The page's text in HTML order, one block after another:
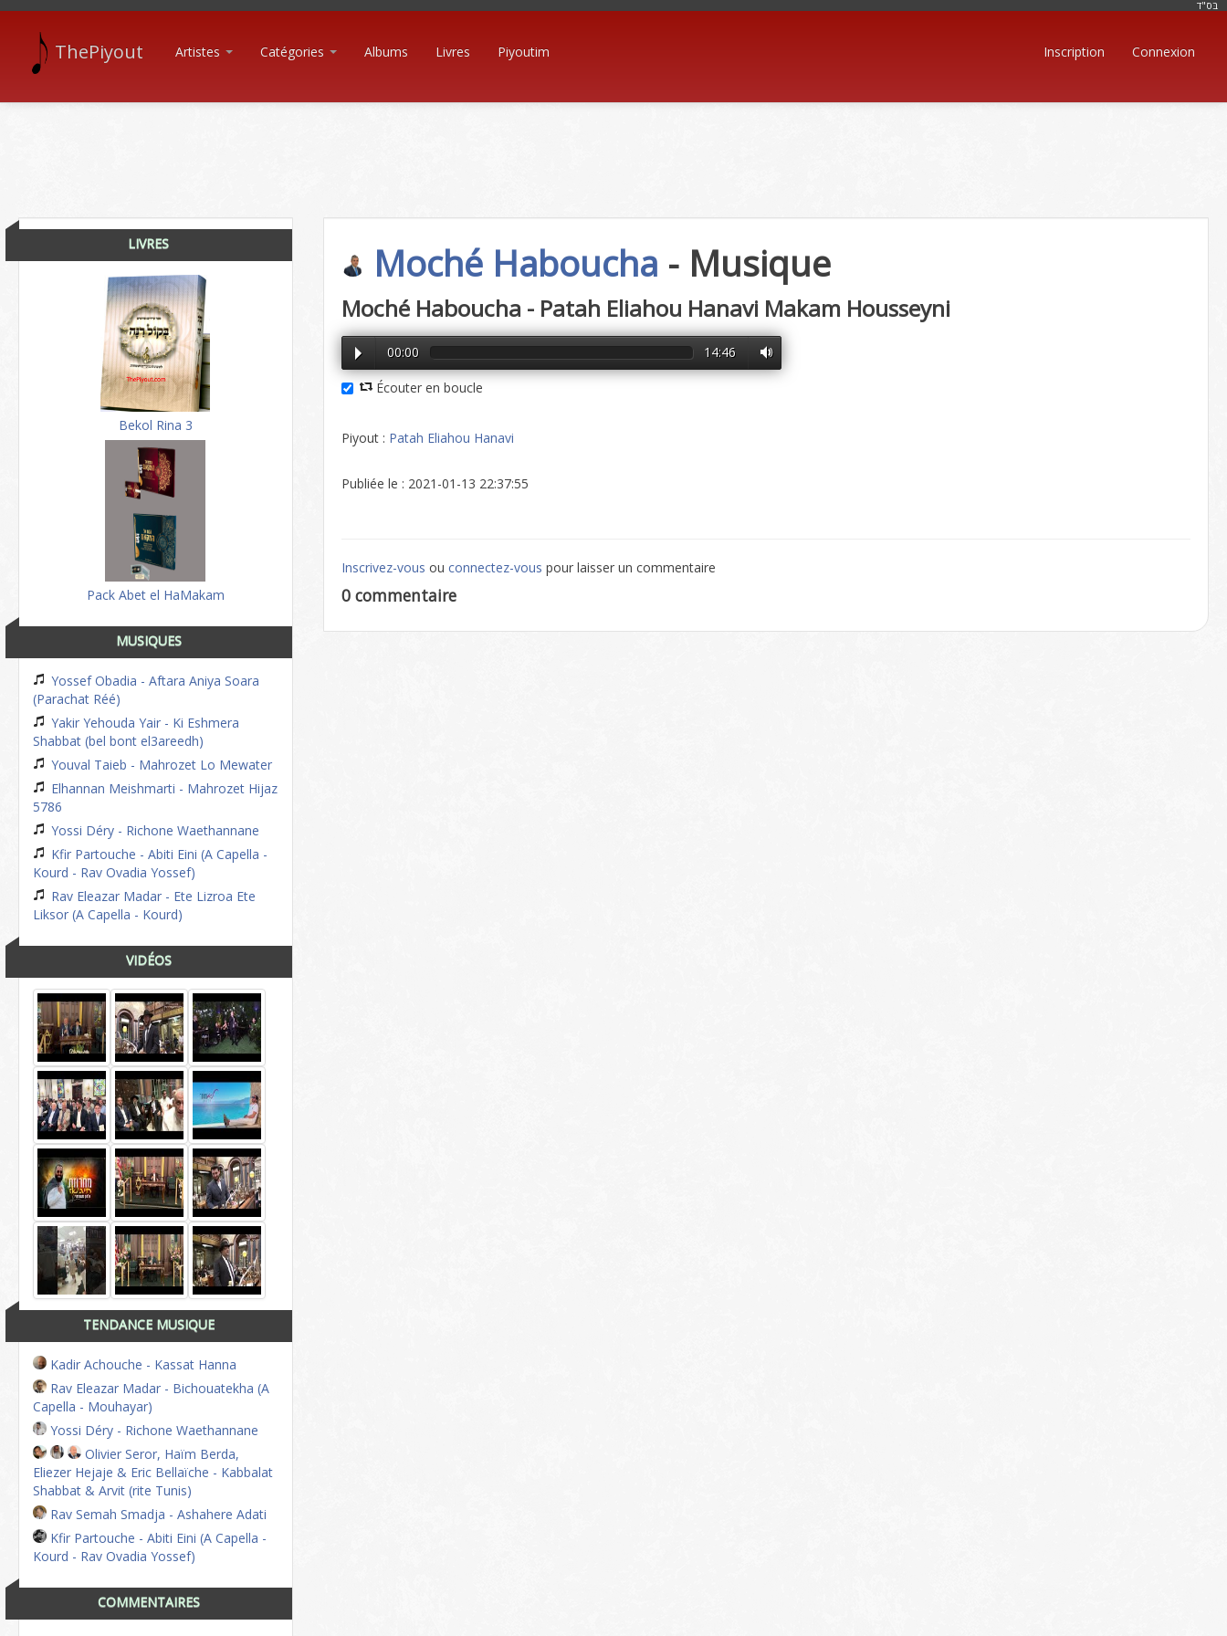
בּס"ד
ThePiyout Artistes Catégories Albums Livres Piyoutim Inscription Connexion
LIVRES
Bekol Rina 3
Pack Abet el HaMakam
MUSIQUES
Yossef Obadia - Aftara Aniya Soara
(Parachat Réé)
Yakir Yehouda Yair - Ki Eshmera
Shabbat (bel bont el3areedh)
Youval Taieb - Mahrozet Lo Mewater
Elhannan Meishmarti - Mahrozet Hijaz
5786
Yossi Déry - Richone Waethannane
Kfir Partouche - Abiti Eini (A Capella -
Kourd - Rav Ovadia Yossef)
Rav Eleazar Madar - Ete Lizroa Ete
Liksor (A Capella - Kourd)
VIDÉOS
TENDANCE MUSIQUE
Kadir Achouche - Kassat Hanna
Rav Eleazar Madar - Bichouatekha (A
Capella - Mouhayar)
Yossi Déry - Richone Waethannane
Olivier Seror, Haïm Berda,
Eliezer Hejaje & Eric Bellaïche - Kabbalat
Shabbat & Arvit (rite Tunis)
Rav Semah Smadja - Ashahere Adati
Kfir Partouche - Abiti Eini (A Capella -
Kourd - Rav Ovadia Yossef)
COMMENTAIRES
Moché Haboucha - Musique
Moché Haboucha - Patah Eliahou Hanavi Makam Housseyni
00:00 14:46
Écouter en boucle
Piyout : Patah Eliahou Hanavi
Publiée le : 2021-01-13 22:37:55
Inscrivez-vous ouconnectez-vous pour laisser un commentaire
0 commentaire